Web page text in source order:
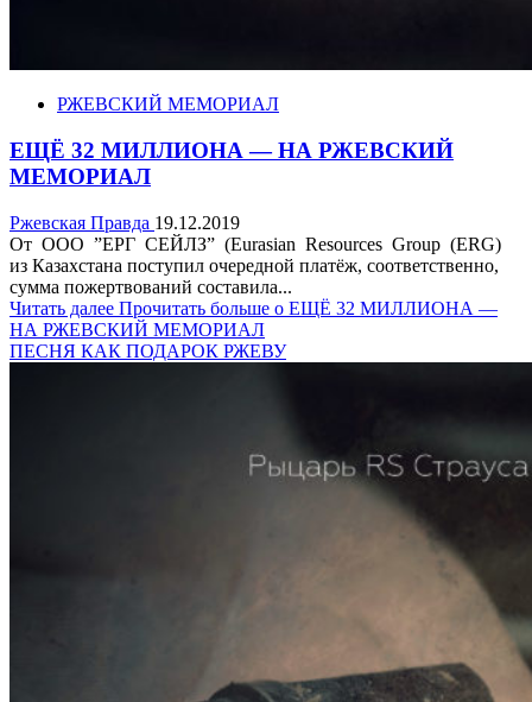
РЖЕВСКИЙ МЕМОРИАЛ
ЕЩЁ 32 МИЛЛИОНА — НА РЖЕВСКИЙ
МЕМОРИАЛ
Ржевская Правда 19.12.2019
От ООО ”ЕРГ СЕЙЛЗ” (Eurasian Resources Group (ERG)
из Казахстана поступил очередной платёж, соответственно,
сумма пожертвований составила...
Читать далее Прочитать больше о ЕЩЁ 32 МИЛЛИОНА —
НА РЖЕВСКИЙ МЕМОРИАЛ
ПЕСНЯ КАК ПОДАРОК РЖЕВУ